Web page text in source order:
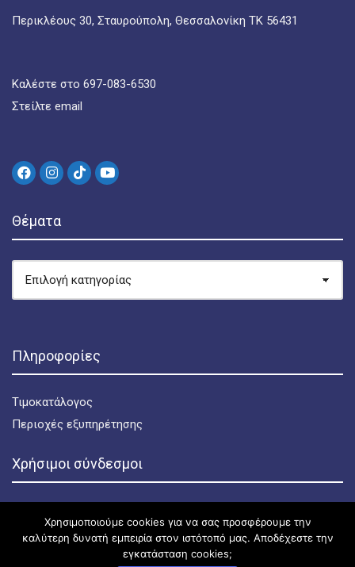
Περικλέους 30, Σταυρούπολη, Θεσσαλονίκη ΤΚ 56431
Καλέστε στο 697-083-6530
Στείλτε email
Θέματα
ΘΈΜΑΤΑ
Πληροφορίες
Τιμοκατάλογος
Περιοχές εξυπηρέτησης
Χρήσιμοι σύνδεσμοι
Πολιτική για τα cookies
Χρησιμοποιούμε cookies για να σας προσφέρουμε την
καλύτερη δυνατή εμπειρία στον ιστότοπό μας. Αποδέχεστε την
εγκατάσταση cookies;